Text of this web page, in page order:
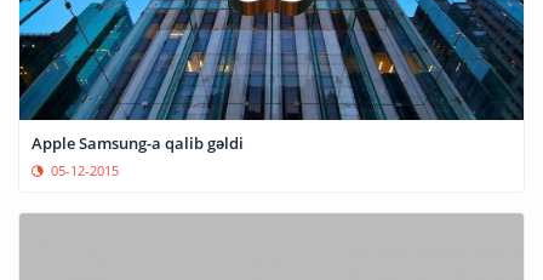
Apple Samsung-a qalib gəldi
05-12-2015